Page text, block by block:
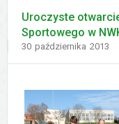
Uroczyste
Sportowego w
Dodano
30 października 2013